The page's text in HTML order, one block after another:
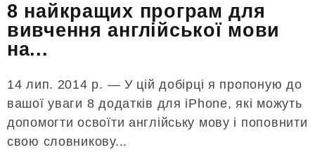
8 найкращих програм для
вивчення англійської мови
на...
14 лип. 2014 р. — У цій добірці я пропоную до
вашої уваги 8 додатків для iPhone, які можуть
допомогти освоїти англійську мову і поповнити
свою словникову...